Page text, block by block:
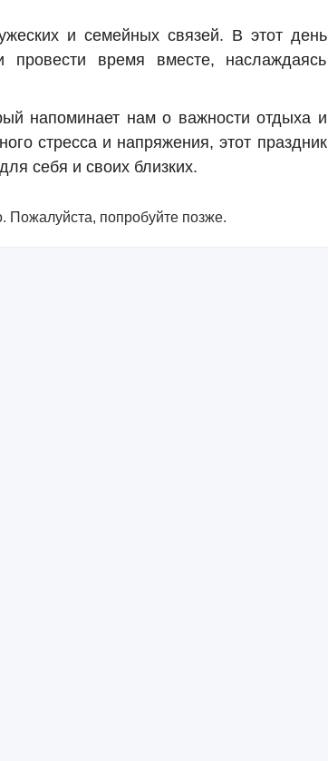
и семейных связей. В этот день
время вместе, наслаждаясь
напоминает нам о важности отдыха и
стресса и напряжения, этот праздник
себя и своих близких.
Пожалуйста, попробуйте позже.